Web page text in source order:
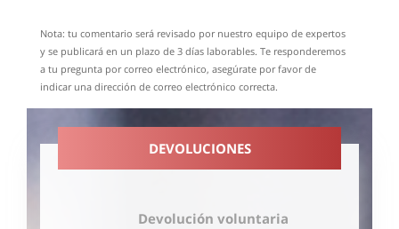
Nota: tu comentario será revisado por nuestro equipo de expertos
y se publicará en un plazo de 3 días laborables. Te responderemos
a tu pregunta por correo electrónico, asegúrate por favor de
indicar una dirección de correo electrónico correcta.
DEVOLUCIONES
Devolución voluntaria